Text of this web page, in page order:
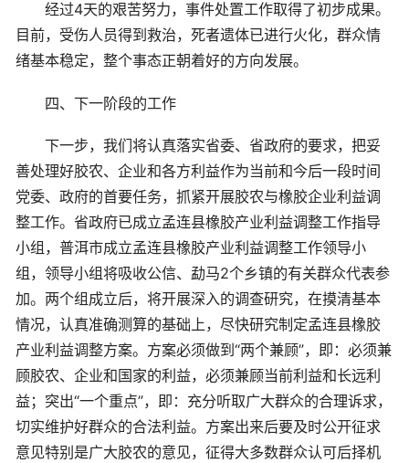
经过4天的艰苦努力，事件处置工作取得了初步成果。
目前，受伤人员得到救治，死者遗体已进行火化，群众情
绪基本稳定，整个事态正朝着好的方向发展。
四、下一阶段的工作
下一步，我们将认真落实省委、省政府的要求，把妥
善处理好胶农、企业和各方利益作为当前和今后一段时间
党委、政府的首要任务，抓紧开展胶农与橡胶企业利益调
整工作。省政府已成立孟连县橡胶产业利益调整工作指导
小组，普洱市成立孟连县橡胶产业利益调整工作领导小
组，领导小组将吸收公信、勐马2个乡镇的有关群众代表参
加。两个组成立后，将开展深入的调查研究，在摸清基本
情况，认真准确测算的基础上，尽快研究制定孟连县橡胶
产业利益调整方案。方案必须做到“两个兼顾”，即：必须兼
顾胶农、企业和国家的利益，必须兼顾当前利益和长远利
益；突出“一个重点”，即：充分听取广大群众的合理诉求，
切实维护好群众的合法利益。方案出来后要及时公开征求
意见特别是广大胶农的意见，征得大多数群众认可后择机